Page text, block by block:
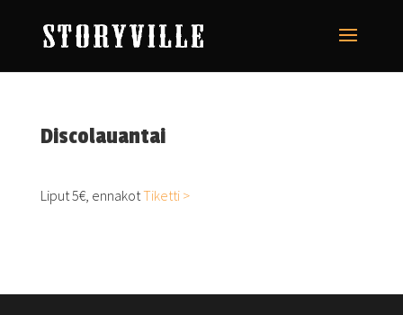
Discolauantai
Liput 5€, ennakotTiketti >